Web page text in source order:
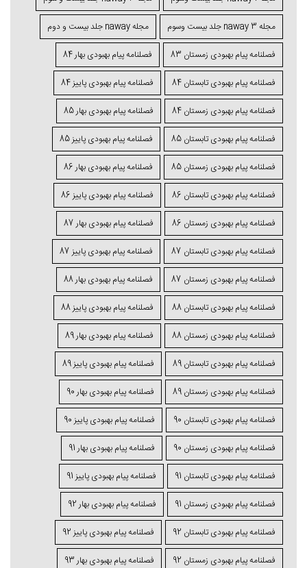
مجله naway 3 جلد بیست وسوم مجله naway جلد بیست و دوم
فصلنامه پیام بهبودی زمستان 83 فصلنامه پیام بهبودی بهار 84
فصلنامه پیام بهبودی تابستان 84 فصلنامه پیام بهبودی پاییز 84
فصلنامه پیام بهبودی زمستان 84 فصلنامه پیام بهبودی بهار 85
فصلنامه پیام بهبودی تابستان 85 فصلنامه پیام بهبودی پاییز 85
فصلنامه پیام بهبودی زمستان 85 فصلنامه پیام بهبودی بهار 86
فصلنامه پیام بهبودی تابستان 86 فصلنامه پیام بهبودی پاییز 86
فصلنامه پیام بهبودی زمستان 86 فصلنامه پیام بهبودی بهار 87
فصلنامه پیام بهبودی تابستان 87 فصلنامه پیام بهبودی پاییز 87
فصلنامه پیام بهبودی زمستان 87 فصلنامه پیام بهبودی بهار 88
فصلنامه پیام بهبودی تابستان 88 فصلنامه پیام بهبودی پاییز 88
فصلنامه پیام بهبودی زمستان 88 فصلنامه پیام بهبودی بهار 89
فصلنامه پیام بهبودی تابستان 89 فصلنامه پیام بهبودی پاییز 89
فصلنامه پیام بهبودی زمستان 89 فصلنامه پیام بهبودی بهار 90
فصلنامه پیام بهبودی تابستان 90 فصلنامه پیام بهبودی پاییز 90
فصلنامه پیام بهبودی زمستان 90 فصلنامه پیام بهبودی بهار 91
فصلنامه پیام بهبودی تابستان 91 فصلنامه پیام بهبودی پاییز 91
فصلنامه پیام بهبودی زمستان 91 فصلنامه پیام بهبودی بهار 92
فصلنامه پیام بهبودی تابستان 92 فصلنامه پیام بهبودی پاییز 92
فصلنامه پیام بهبودی زمستان 92 فصلنامه پیام بهبودی بهار 93